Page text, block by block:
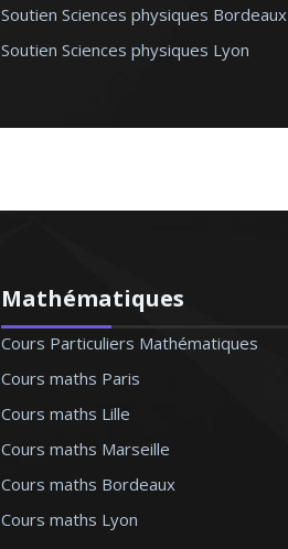
Soutien Sciences physiques Bordeaux
Soutien Sciences physiques Lyon
Mathématiques
Cours Particuliers Mathématiques
Cours maths Paris
Cours maths Lille
Cours maths Marseille
Cours maths Bordeaux
Cours maths Lyon